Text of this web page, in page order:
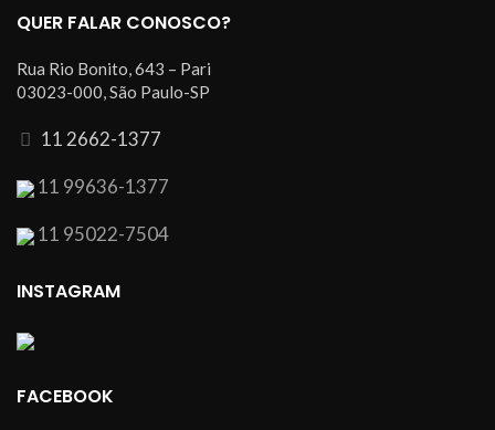
QUER FALAR CONOSCO?
Rua Rio Bonito, 643 – Pari
03023-000, São Paulo-SP
11 2662-1377
11 99636-1377
11 95022-7504
INSTAGRAM
FACEBOOK